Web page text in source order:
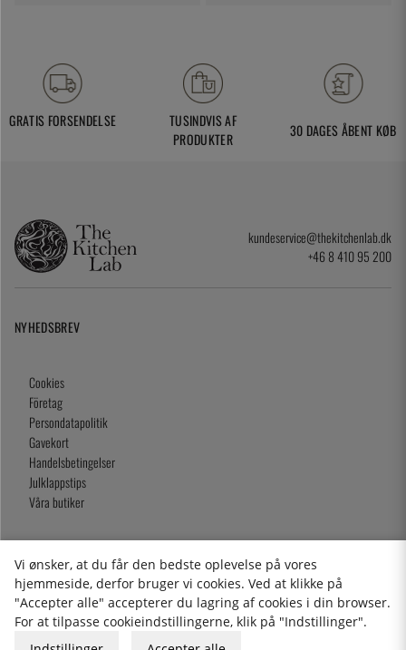
GRATIS FORSENDELSE
TUSINDVIS AF
PRODUKTER
30 DAGES ÅBENT KØB
kundeservice@thekitchenlab.dk
+46 8 410 95 200
NYHEDSBREV
Cookies
Företag
Persondatapolitik
Gavekort
Handelsbetingelser
Julklappstips
Våra butiker
2026 KitchenLab AB
Vi ønsker, at du får den bedste oplevelse på vores
hjemmeside, derfor bruger vi cookies. Ved at klikke på
"Accepter alle" accepterer du lagring af cookies i din browser.
For at tilpasse cookieindstillingerne, klik på "Indstillinger".